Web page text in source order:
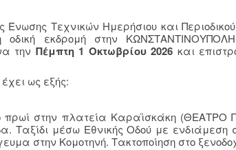
Ένωσης Τεχνικών Ημερήσιου και
οδική εκδρομή στην
την Πέμπτη 1 Οκτωβρίου 2026 και
ως εξής:
πρωί στην πλατεία Καραϊσκάκη (ΘΕΑΤΡΟ
Ταξίδι μέσω Εθνικής Οδού με ενδιάμεση
στην Κομοτηνή. Τακτοποίηση στο